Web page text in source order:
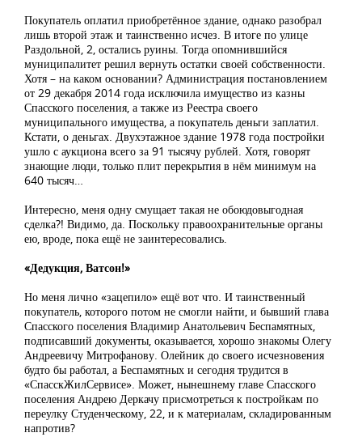
Покупатель оплатил приобретённое здание, однако разобрал
лишь второй этаж и таинственно исчез. В итоге по улице
Раздольной, 2, остались руины. Тогда опомнившийся
муниципалитет решил вернуть остатки своей собственности.
Хотя – на каком основании? Администрация постановлением
от 29 декабря 2014 года исключила имущество из казны
Спасского поселения, а также из Реестра своего
муниципального имущества, а покупатель деньги заплатил.
Кстати, о деньгах. Двухэтажное здание 1978 года постройки
ушло с аукциона всего за 91 тысячу рублей. Хотя, говорят
знающие люди, только плит перекрытия в нём минимум на
640 тысяч…
Интересно, меня одну смущает такая не обоюдовыгодная
сделка?! Видимо, да. Поскольку правоохранительные органы
ею, вроде, пока ещё не заинтересовались.
«Дедукция, Ватсон!»
Но меня лично «зацепило» ещё вот что. И таинственный
покупатель, которого потом не смогли найти, и бывший глава
Спасского поселения Владимир Анатольевич Беспамятных,
подписавший документы, оказывается, хорошо знакомы Олегу
Андреевичу Митрофанову. Олейник до своего исчезновения
будто бы работал, а Беспамятных и сегодня трудится в
«СпасскЖилСервисе». Может, нынешнему главе Спасского
поселения Андрею Деркачу присмотреться к постройкам по
переулку Студенческому, 22, и к материалам, складированным
напротив?